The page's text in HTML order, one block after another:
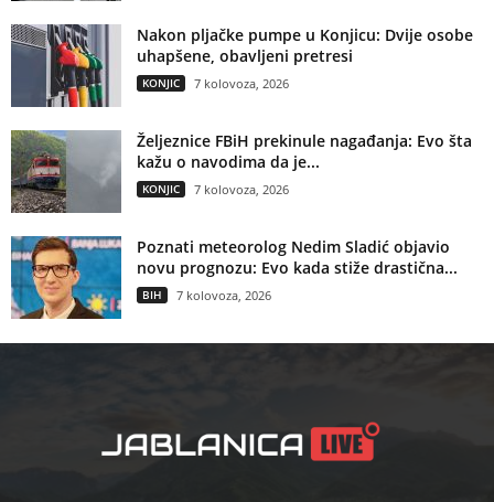
Nakon pljačke pumpe u Konjicu: Dvije osobe
uhapšene, obavljeni pretresi
KONJIC 7 kolovoza, 2026
Željeznice FBiH prekinule nagađanja: Evo šta
kažu o navodima da je...
KONJIC 7 kolovoza, 2026
Poznati meteorolog Nedim Sladić objavio
novu prognozu: Evo kada stiže drastična...
BIH 7 kolovoza, 2026